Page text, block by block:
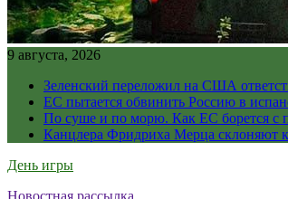
9 августа, 2026
Зеленский переложил на США
ЕС пытается обвинить Россию в
По суше и по морю. Как ЕС борется с
Канцлера Фридриха Мерца склоняют к
День игры
Новостная рассылка